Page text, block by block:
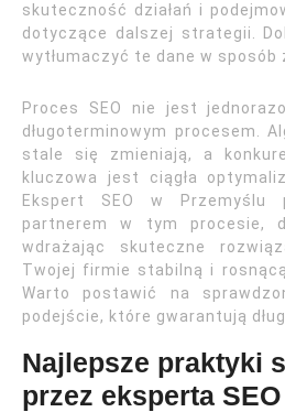
skuteczność działań i
dotyczące dalszej strategii.
wytłumaczyć te dane w sposób
Proces SEO nie jest
długoterminowym procesem.
stale się zmieniają, a
kluczowa jest ciągła
Ekspert SEO w Przemyślu
partnerem w tym procesie,
wdrażając skuteczne
Twojej firmie stabilną i
Warto postawić na
podejście, które gwarantują
Najlepsze praktyki
przez eksperta